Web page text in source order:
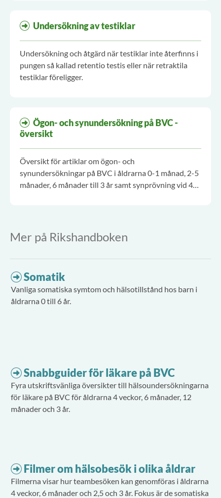
Undersökning av testiklar
Undersökning och åtgärd när testiklar inte återfinns i
pungen så kallad retentio testis eller när retraktila
testiklar föreligger.
Ögon- och synundersökning på BVC -
översikt
Översikt för artiklar om ögon- och
synundersökningar på BVC i åldrarna 0-1 månad, 2-5
månader, 6 månader till 3 år samt synprövning vid 4-
Mer på Rikshandboken
Somatik
Vanliga somatiska symtom och hälsotillstånd hos barn i
åldrarna 0 till 6 år.
Snabbguider för läkare på BVC
Fyra utskriftsvänliga översikter till hälsoundersökningarna
för läkare på BVC för åldrarna 4 veckor, 6 månader, 12
månader och 3 år.
Filmer om hälsobesök i olika åldrar
Filmerna visar hur teambesöken kan genomföras i åldrarna
4 veckor, 6 månader och 2,5 och 3 år. Fokus är de somatiska